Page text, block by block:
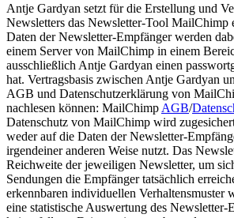
Antje Gardyan setzt für die Erstellung und
Newsletters das Newsletter-Tool MailChimp
Daten der Newsletter-Empfänger werden
einem Server von MailChimp in einem
ausschließlich Antje Gardyan einen
hat. Vertragsbasis zwischen Antje Gardyan
AGB und Datenschutzerklärung von
nachlesen können: MailChimp AGB/
Datenschutz von MailChimp wird
weder auf die Daten der Newsletter-
irgendeiner anderen Weise nutzt. Das
Reichweite der jeweiligen Newsletter, um
Sendungen die Empfänger tatsächlich
erkennbaren individuellen Verhaltensmuster
eine statistische Auswertung des Newsletter-